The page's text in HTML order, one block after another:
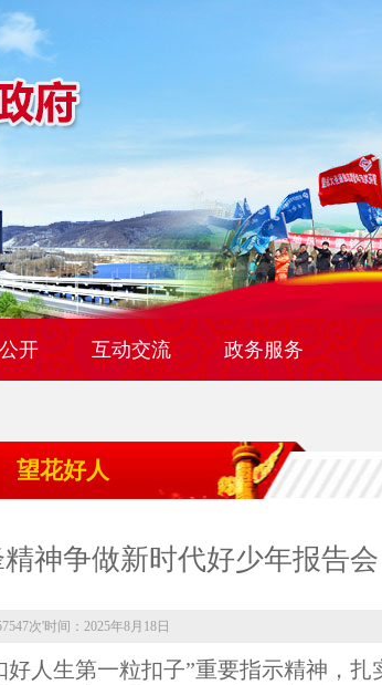
开 互动交流 政务服务
望花好人
神争做新时代好少年报告会
次'时间：2025年8月18日
人生第一粒扣子”重要指示精神，扎